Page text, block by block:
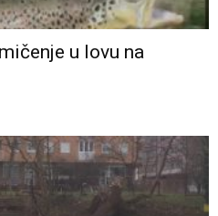
u lovu na